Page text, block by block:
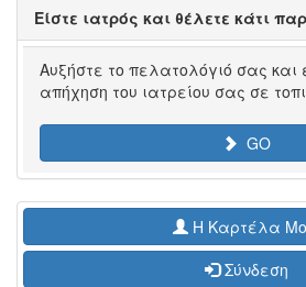
Είστε ιατρός και θέλετε κάτι
Αυξήστε το πελατολόγιό σας
απήχηση του ιατρείου σας σε
GO
H Καρτέλα
Σύνδεση